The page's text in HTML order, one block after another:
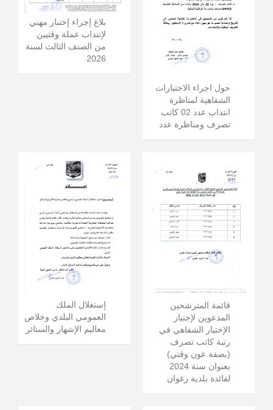
بلاغ إجراء إختبار مهني
لإنتداب عملة وقتيين
من الصنف الثالث لسنة
2026
حول اجراء الاختبارات
الشفاهية لمناظرة
انتداب عدد 02 كاتب
تصرف ومناظرة عدد
إستغلال الملك
العمومي البلدي وخلاص
معاليم الإشهار والستائر
قائمة المترشحين
المدعوين لإجتياز
الإختبار الشفاهي في
رتبة كاتب تصرف
(بصفة عون وقتي)
بعنوان سنة 2024
لفائدة بلدية زغوان